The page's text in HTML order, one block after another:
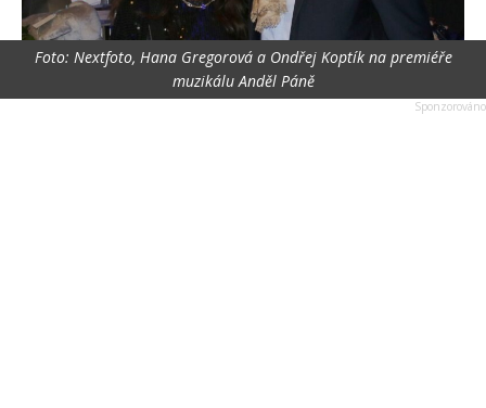
Foto: Nextfoto, Hana Gregorová a Ondřej Koptík na premiéře
muzikálu Anděl Páně